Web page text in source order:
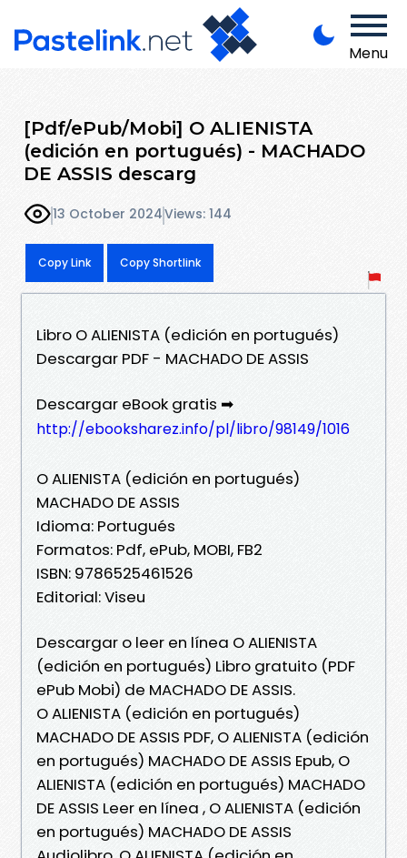
Menu
[Pdf/ePub/Mobi] O ALIENISTA
(edición en portugués) - MACHADO
DE ASSIS descarg
13 October 2024Views: 144
Copy Link Copy Shortlink
Libro O ALIENISTA (edición en portugués)
Descargar PDF - MACHADO DE ASSIS
Descargar eBook gratis ➡
http://ebooksharez.info/pl/libro/98149/1016
O ALIENISTA (edición en portugués)
MACHADO DE ASSIS
Idioma: Portugués
Formatos: Pdf, ePub, MOBI, FB2
ISBN: 9786525461526
Editorial: Viseu
Descargar o leer en línea O ALIENISTA
(edición en portugués) Libro gratuito (PDF
ePub Mobi) de MACHADO DE ASSIS.
O ALIENISTA (edición en portugués)
MACHADO DE ASSIS PDF, O ALIENISTA (edición
en portugués) MACHADO DE ASSIS Epub, O
ALIENISTA (edición en portugués) MACHADO
DE ASSIS Leer en línea , O ALIENISTA (edición
en portugués) MACHADO DE ASSIS